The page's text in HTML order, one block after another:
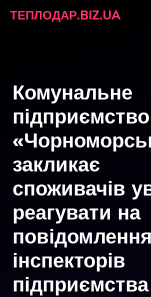
ТЕПЛОДАР.BIZ.UA
Комунальне
підприємство
закликає
споживачів
реагувати на
інспекторів
підприємства